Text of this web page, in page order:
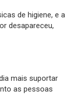
de higiene, e a
desapareceu,
mais suportar
as pessoas